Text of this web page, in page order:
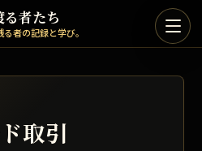
者たち
者の記録と学び。
取引